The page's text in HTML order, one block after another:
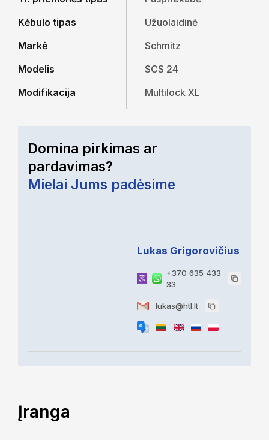
Kėbulo tipas
Markė
Modelis
Modifikacija
Užuolaidinė
Schmitz
SCS 24
Multilock XL
Domina pirkimas ar
pardavimas?
Mielai Jums padėsime
Lukas Grigorovičius
+370 635 433
33
lukas@htl.lt
Įranga